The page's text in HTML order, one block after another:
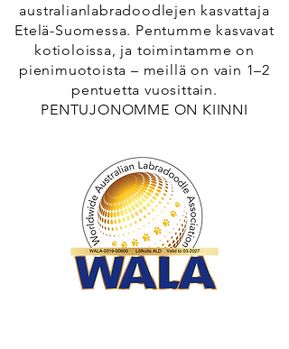
australianlabradoodlejen kasvattaja
Etelä-Suomessa. Pentumme kasvavat
kotioloissa, ja toimintamme on
pienimuotoista – meillä on vain 1–2
pentuetta vuosittain.
PENTUJONOMME ON KIINNI